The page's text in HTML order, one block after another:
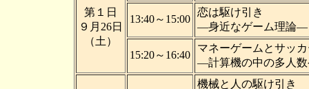
第１日
９月26日
（土）
13:40～15:00
恋は駆け引き
―身近なゲーム理論―
15:20～16:40
マネーゲームとサッ
―計算機の中の多人
機械と人の駆け引き